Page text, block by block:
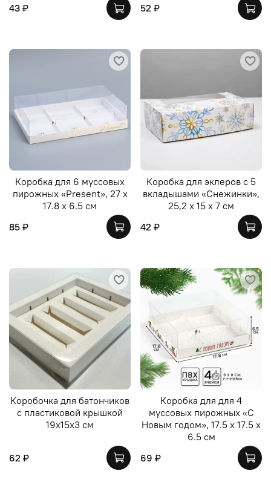
43 ₽
52 ₽
Коробка для 6 муссовых
пирожных «Present», 27 х
17.8 х 6.5 см
85 ₽
Коробка для эклеров с 5
вкладышами «Снежинки»,
25,2 х 15 х 7 см
42 ₽
Коробочка для батончиков
с пластиковой крышкой
19х15х3 см
62 ₽
Коробка для для 4
муссовых пирожных «С
Новым годом», 17.5 х 17.5 х
6.5 см
69 ₽